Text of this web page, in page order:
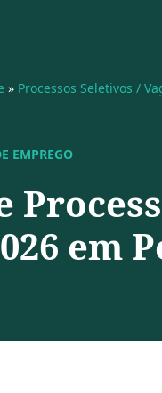
» Processos Seletivos /
EMPREGO
em